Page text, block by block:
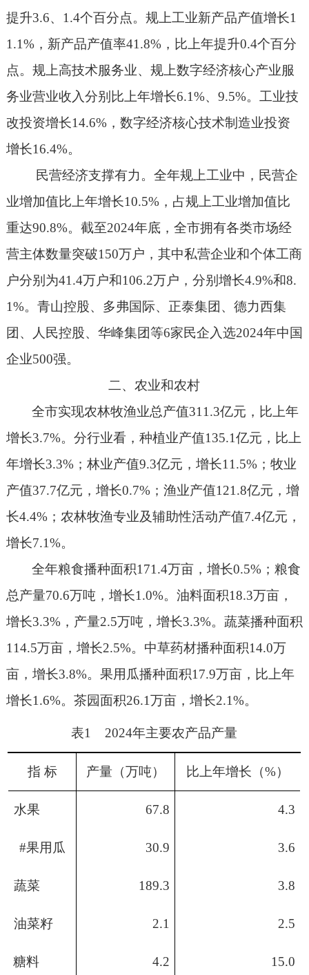
提升3.6、 1.4个百分点。规上工业新产品产值增长1
1.1%，新产品产值率41.8%，比上年提升0.4个百分
点。规上高技术服务业、规上数字经济核心产业服
务业营业收入分别比上年增长6.1%、 9.5%。工业技
改投资增长14.6%，数字经济核心技术制造业投资
增长16.4%。
民营经济支撑有力。 全年规上工业中，民营企
业增加值比上年增长10.5%，占规上工业增加值比
重达90.8%。截至2024年底，全市拥有各类市场经
营主体数量突破150万户，其中私营企业和个体工商
户分别为41.4万户和106.2万户，分别增长4.9%和8.
1%。青山控股、多弗国际、正泰集团、德力西集
团、人民控股、华峰集团等6家民企入选2024年中国
企业500强。
二、农业和农村
全市实现农林牧渔业总产值311.3亿元，比上年
增长3.7%。分行业看，种植业产值135.1亿元，比上
年增长3.3%；林业产值9.3亿元，增长11.5%；牧业
产值37.7亿元，增长0.7%；渔业产值121.8亿元，增
长4.4%；农林牧渔专业及辅助性活动产值7.4亿元，
增长7.1%。
全年粮食播种面积171.4万亩，增长0.5% ；粮食
总产量70.6万吨，增长1.0%。油料面积18.3万亩，
增长3.3%，产量2.5万吨，增长3.3%。蔬菜播种面积
114.5万亩，增长2.5%。中草药材播种面积14.0万
亩，增长3.8%。果用瓜播种面积17.9万亩，比上年
增长1.6%。茶园面积26.1万亩，增长2.1%。
表1 2024年主要农产品产量
指 标 产量（万吨） 比上年增长（%）
水果 67.8 4.3
#果用瓜 30.9 3.6
蔬菜 189.3 3.8
油菜籽 2.1 2.5
糖料 4.2 15.0